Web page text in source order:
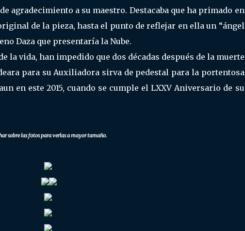
agradecimiento a su maestro. Destacaba que ha primado en
de la pieza, hasta el punto de reflejar en ella un “ángel
Daza que presentaría la Nube.
la vida, han impedido que dos décadas después de la muerte
para su Auxiliadora sirva de pedestal para la portentosa
en este 2015, cuando se cumple el LXXV Aniversario de su
sobre las fotos para verlas a mayor tamaño.